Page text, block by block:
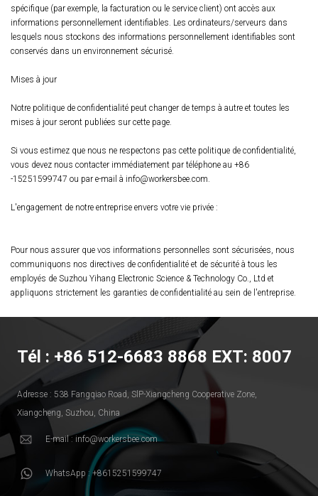
spécifique (par exemple, la facturation ou le service client) ont accès aux
informations personnellement identifiables. Les ordinateurs/serveurs dans
lesquels nous stockons des informations personnellement identifiables sont
conservés dans un environnement sécurisé.
Mises à jour
Notre politique de confidentialité peut changer de temps à autre et toutes les
mises à jour seront publiées sur cette page.
Si vous estimez que nous ne respectons pas cette politique de confidentialité,
vous devez nous contacter immédiatement par téléphone au +86
-15251599747 ou par e-mail à info@workersbee.com.
L'engagement de notre entreprise envers votre vie privée :
Pour nous assurer que vos informations personnelles sont sécurisées, nous
communiquons nos directives de confidentialité et de sécurité à tous les
employés de Suzhou Yihang Electronic Science & Technology Co., Ltd et
appliquons strictement les garanties de confidentialité au sein de l'entreprise.
Tél : +86 512-6683 8868 EXT: 8007
Adresse : 538 Fangqiao Road, SlP-Xiangcheng Cooperative Zone,
Xiangcheng, Suzhou, China
E-mail : info@workersbee.com
WhatsApp : +8615251599747